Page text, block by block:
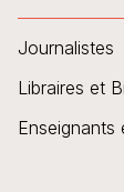
Journalistes
Libraires et
Enseignants